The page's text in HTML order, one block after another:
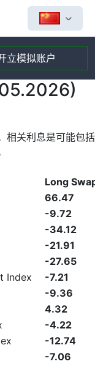
立模拟账户
相关利息是可能包括
Long
66.47
-9.72
-34.12
-21.91
-27.65
Index
-7.21
-9.36
4.32
-4.22
-12.74
-7.06